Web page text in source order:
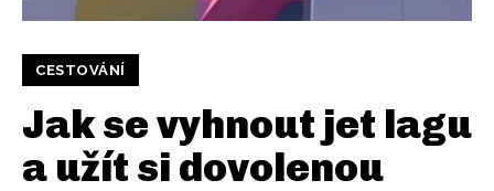
CESTOVÁNÍ
Jak se vyhnout jet lagu
a užít si dovolenou